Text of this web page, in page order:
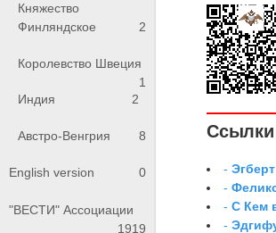
Княжество
Финляндское
2
Королевство Швеция
1
Индия
2
Австро-Венгрия 8
English version 0
"ВЕСТИ" Ассоциации
1919
Ссылки
-
-
-С Кем
-